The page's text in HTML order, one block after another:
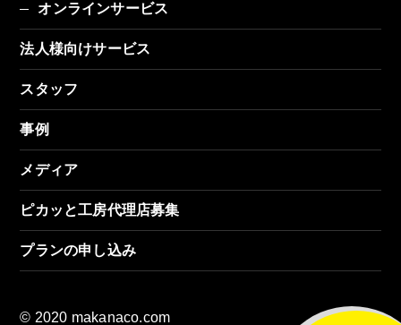
オンラインサービス
法人様向けサービス
スタッフ
事例
メディア
ピカッと工房代理店募集
プランの申し込み
© 2020 makanaco.com